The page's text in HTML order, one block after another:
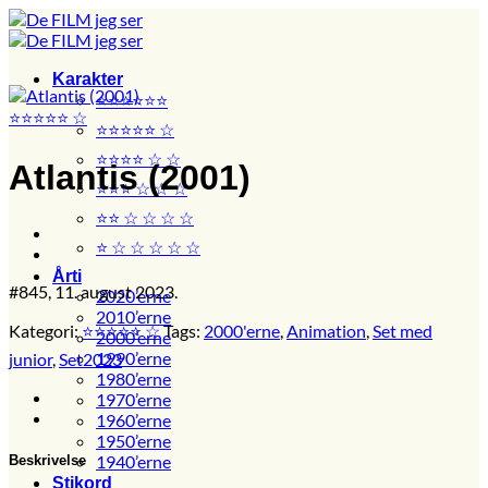
Fortsæt
til
Karakter
⭐⭐⭐⭐⭐⭐
⭐⭐⭐⭐⭐ ☆
⭐⭐⭐⭐ ☆ ☆
⭐⭐⭐ ☆ ☆ ☆
⭐⭐ ☆ ☆ ☆ ☆
⭐ ☆ ☆ ☆ ☆ ☆
Årti
2020’erne
2010’erne
2000’erne
1990’erne
1980’erne
1970’erne
1960’erne
1950’erne
1940’erne
Stikord
⭐⭐⭐⭐⭐ ☆
Atlantis (2001)
#845, 11. august 2023.
Kategori:⭐⭐⭐⭐⭐ ☆Tags: 2000'erne,Animation,Set med
junior,Set2023
Beskrivelse